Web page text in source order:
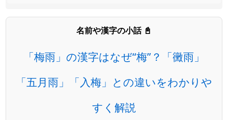
名前や漢字の小話 📓
「梅雨」の漢字はなぜ“梅”？「黴雨」
「五月雨」「入梅」との違いをわかりや
すく解説